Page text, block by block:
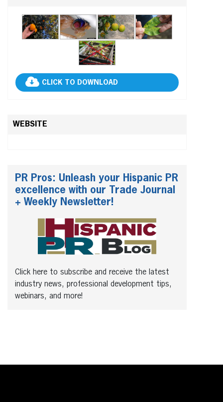
CLICK TO DOWNLOAD
WEBSITE
PR Pros: Unleash your Hispanic PR
excellence with our Trade Journal
+ Weekly Newsletter!
Click here to subscribe and receive the latest
industry news, professional development tips,
webinars, and more!